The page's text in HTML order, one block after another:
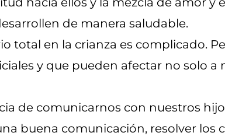
de manera saludable.
total en la crianza es complicado.
y que pueden afectar no solo a
de comunicarnos con nuestros
buena comunicación, resolver los